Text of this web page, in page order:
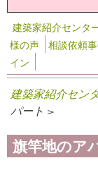
建築家紹介センタ
様の声
相談依頼
イン
建築家紹介セン
パート >
旗竿地のア